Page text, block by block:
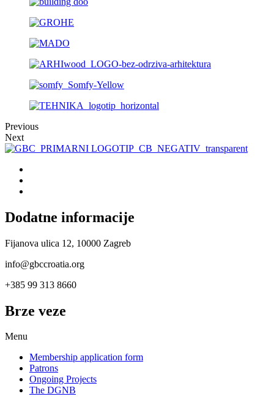
Previous
Next
Dodatne informacije
Fijanova ulica 12, 10000 Zagreb
info@gbccroatia.org
+385 99 313 8660
Brze veze
Menu
Membership application form
Patrons
Ongoing Projects
The DGNB